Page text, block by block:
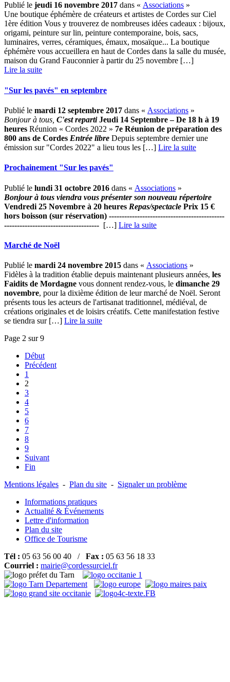
Publié le jeudi 16 novembre 2017 dans « Associations »
Une boutique éphémère de créateurs et artistes de Cordes sur Ciel
1ère édition Vous y trouverez de nombreuses idées cadeaux : bijoux,
origami, peinture sur lin, peinture contemporaine, bois, sacs,
luminaires, verres, céramiques, émaux, mosaïque... La boutique
éphémère vous accueillera en haut de Cordes dans la salle du musée,
maison du Grand Fauconnier à partir du 25 novembre […] ­
Lire la suite
"Sur les pavés" en septembre
Publié le mardi 12 septembre 2017 dans « Associations »
Bonjour à tous C'est repartiJeudi 14 Septembre – De 18 h à 19
heures Réunion « Cordes 2022 » 7e Réunion de préparation des
800 ans de Cordes Entrée libre Depuis septembre dernier une
émission sur "Cordes 2022" a lieu tous les […] ­ Lire la suite
Prochainement "Sur les pavés"
Publié le lundi 31 octobre 2016 dans « Associations »
Bonjour à tous viendra vous présenter son nouveau répertoire
Vendredi 25 Novembre à 20 heures Repas/spectacle Prix 15 €
hors boisson (sur réservation) ---------------------------------------------
------------------------------------- […] ­ Lire la suite
Marché de Noël
Publié le mardi 24 novembre 2015 dans « Associations »
Fidèles à la tradition établie depuis maintenant plusieurs années, les
Faidits de Mordagne vous donnent rendez-vous, le dimanche 29
novembre, pour la dixième édition de leur marché de Noël. Seront
présents tous les acteurs de l'artisanat traditionnel, médiéval, de
créations originales et de loisirs créatifs. Cette manifestation festive
se tiendra sur […] ­ Lire la suite
Page 2 sur 9
Début
Précédent
1
2
3
4
5
6
7
8
9
Suivant
Fin
Mentions légales - Plan du site - Signaler un problème
Informations pratiques
Actualité & Événements
Lettre d'information
Plan du site
Office de Tourisme
Tél : 05 63 56 00 40 / Fax : 05 63 56 18 33
Courriel : mairie@cordessurciel.fr